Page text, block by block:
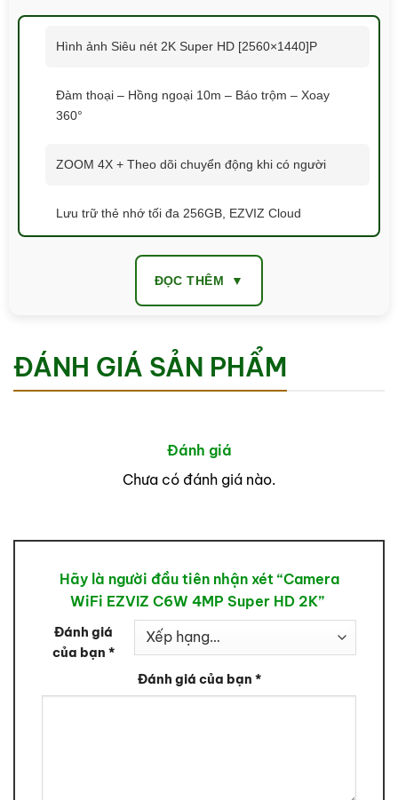
Hình ảnh Siêu nét 2K Super HD [2560×1440]P
Đàm thoại – Hồng ngoại 10m – Báo trộm – Xoay
360°
ZOOM 4X + Theo dõi chuyển động khi có người
Lưu trữ thẻ nhớ tối đa 256GB, EZVIZ Cloud
Màn trập riêng tư – Lưu trữ dữ liệu bảo mật
Dễ dàng lắp đặt và xem trên điện thoại, máy tính…
ĐỌC THÊM
ĐÁNH GIÁ SẢN PHẨM
Đánh giá
Chưa có đánh giá nào.
Hãy là người đầu tiên nhận xét “Camera
WiFi EZVIZ C6W 4MP Super HD 2K”
Đánh giá
của bạn *
Đánh giá của bạn *